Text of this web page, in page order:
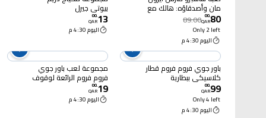
مان وأصدقاؤه: هالك مع
مركبة – متنوعة للأطفال
بعمر 3 سنوات فأكثر
80
.
00
QAR
89.00
Only 2 left
اليوم 4:30 م
بيوتي جيرل
13
.
00
QAR
اليوم 4:30 م
باور جوي فروم فروم قطار
كلاسيكي ببطارية
99
.
00
QAR
Only 4 left
اليوم 4:30 م
مجموعة لعب باور جوي
فروم فروم الرائعة لوقوف
السيارات، متعددة الألوان
19
.
00
QAR
اليوم 4:30 م